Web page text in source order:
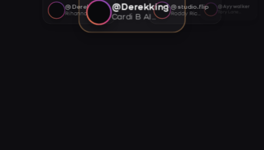
@Derekking
Cardi B AI voice
@studio.flip
Roddy Ricch AI voice
@Ayywalker
@Derekking
Rihanna AI voice